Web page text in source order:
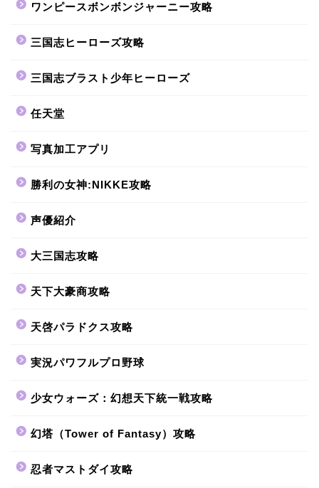
ワンピースボンボンジャーニー攻略
三国志ヒーローズ攻略
三国志ブラスト少年ヒーローズ
任天堂
写真加工アプリ
勝利の女神:NIKKE攻略
声優紹介
大三国志攻略
天下大豪商攻略
天啓パラドクス攻略
実況パワフルプロ野球
少女ウォーズ：幻想天下統一戦攻略
幻塔（Tower of Fantasy）攻略
忍者マストダイ攻略